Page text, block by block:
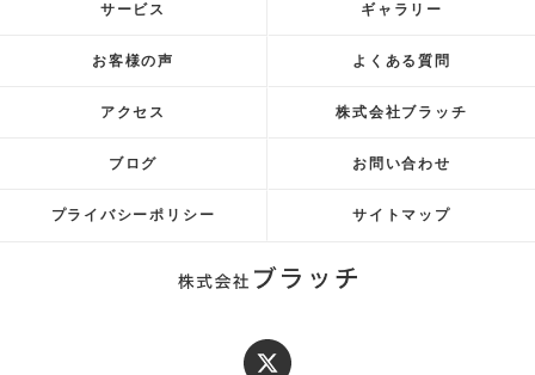
サービス ギャラリー
お客様の声 よくある質問
アクセス 株式会社ブラッチ
ブログ お問い合わせ
プライバシーポリシー サイトマップ